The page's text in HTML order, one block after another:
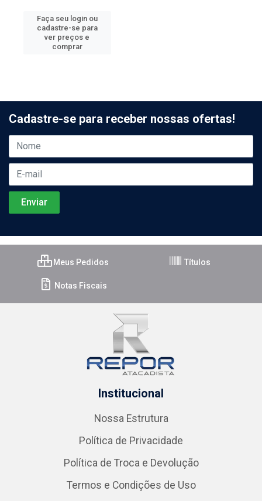
Faça seu login ou
cadastre-se para
ver preços e
comprar
Cadastre-se para receber nossas ofertas!
Meus Pedidos Títulos
Notas Fiscais
Institucional
Nossa Estrutura
Política de Privacidade
Política de Troca e Devolução
Termos e Condições de Uso